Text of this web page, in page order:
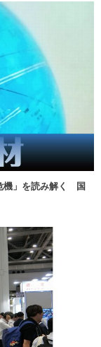
機」を読み解く 国